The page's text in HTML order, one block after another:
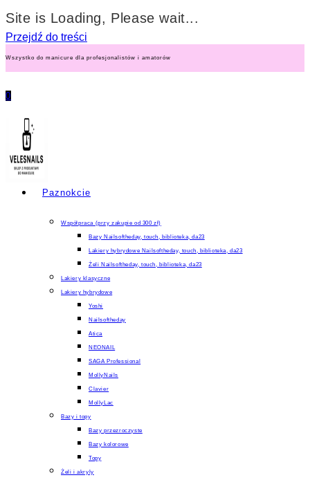
Site is Loading, Please wait...
Przejdź do treści
Wszystko do manicure dla profesjonalistów i amatorów
0
Paznokcie
Współpraca (przy zakupie od 300 zł)
Bazy Nailsoftheday, touch, biblioteka, da23
Lakiery hybrydowe Nailsoftheday, touch, biblioteka, da23
Żeli Nailsoftheday, touch, biblioteka, da23
Lakiery klasyczne
Lakiery hybrydowe
Yoshi
Nailsoftheday
Atica
NEONAIL
SAGA Professional
MollyNails
Clavier
MollyLac
Bazy i topy
Bazy przezroczyste
Bazy kolorowe
Topy
Żeli i akryly